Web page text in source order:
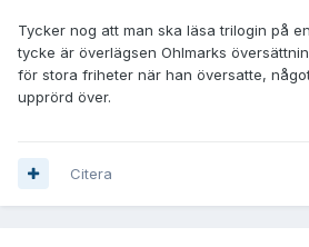
Tycker nog att man ska läsa trilogin på
tycke är överlägsen Ohlmarks
för stora friheter när han översatte,
upprörd över.
Citera